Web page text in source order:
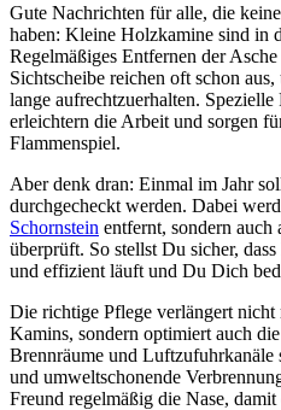
Gute Nachrichten für alle, die
haben: Kleine Holzkamine sind in
Regelmäßiges Entfernen der Asche
Sichtscheibe reichen oft schon
lange aufrechtzuerhalten.
erleichtern die Arbeit und sorgen
Flammenspiel.
Aber denk dran: Einmal im Jahr
durchgecheckt werden. Dabei
Schornstein entfernt, sondern
überprüft. So stellst Du sicher,
und effizient läuft und Du Dich
Die richtige Pflege verlängert nicht
Kamins, sondern optimiert auch
Brennräume und
und umweltschonende
Freund regelmäßig die Nase,